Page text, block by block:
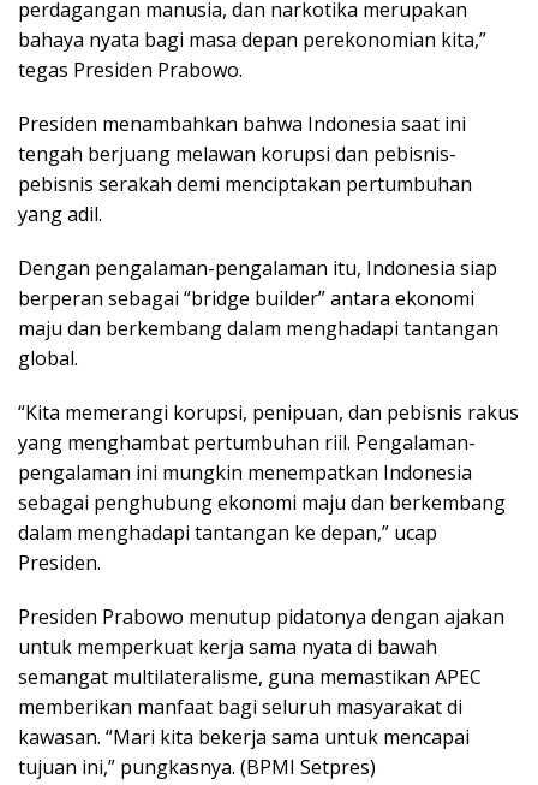
perdagangan manusia, dan narkotika merupakan
bahaya nyata bagi masa depan perekonomian kita,”
tegas Presiden Prabowo.
Presiden menambahkan bahwa Indonesia saat ini
tengah berjuang melawan korupsi dan pebisnis-
pebisnis serakah demi menciptakan pertumbuhan
yang adil.
Dengan pengalaman-pengalaman itu, Indonesia siap
berperan sebagai “bridge builder” antara ekonomi
maju dan berkembang dalam menghadapi tantangan
global.
“Kita memerangi korupsi, penipuan, dan pebisnis rakus
yang menghambat pertumbuhan riil. Pengalaman-
pengalaman ini mungkin menempatkan Indonesia
sebagai penghubung ekonomi maju dan berkembang
dalam menghadapi tantangan ke depan,” ucap
Presiden.
Presiden Prabowo menutup pidatonya dengan ajakan
untuk memperkuat kerja sama nyata di bawah
semangat multilateralisme, guna memastikan APEC
memberikan manfaat bagi seluruh masyarakat di
kawasan. “Mari kita bekerja sama untuk mencapai
tujuan ini,” pungkasnya. (BPMI Setpres)